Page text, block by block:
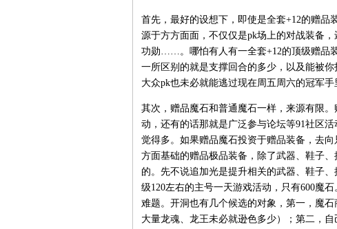
首先，最好的设想下，即使是全套+12的赠品
源于方方面面，不仅仅是pk场上的对战装备
功勋……。哪怕有人有一全套+12的顶级赠品
一所区别的就是支撑回合的多少，以及能被
大众pk也未必就能逃过现在周五周六的冠军手
其次，赠品魔石和普通魔石一样，来源有限
动，还有的话那就是广泛参与论坛等91社区
觉得多。如果赠品魔石投资于赠品装备，去
方面基础的赠品极品装备，除了武器、鞋子
的。先不说追加光是提升相关的武器、鞋子
级120左右的主号一天游戏活动，只有600魔
难题。开洞也有几个候选的对象，第一，魔
大量龙魂、龙王未必就逊色多少）；第二，